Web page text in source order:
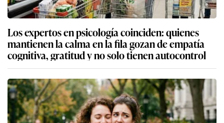
Los expertos en psicología coinciden: quienes
mantienen la calma en la fila gozan de empatía
cognitiva, gratitud y no solo tienen autocontrol